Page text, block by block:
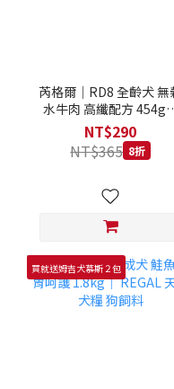
芮格爾｜RD8 全齡犬 無
水牛肉 高纖配方 454g
REGAL 天然犬糧 狗飼料
NT$290
NT$365 8折
買就送姆吉犬慕斯２包